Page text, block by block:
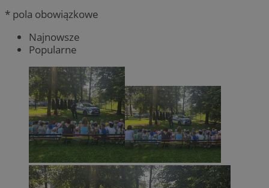
* pola obowiązkowe
Najnowsze
Popularne